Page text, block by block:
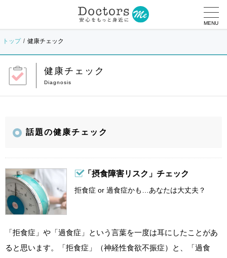
MENU
トップ 健康チェック
健康チェック
話題の健康チェック
「摂食障害リスク」チェック
拒食症 or 過食症かも…あなたは大丈夫？
「拒食症」や「過食症」という言葉を一度は耳にしたことがあ
ると思います。「拒食症」（神経性食欲不振症）と、「過食